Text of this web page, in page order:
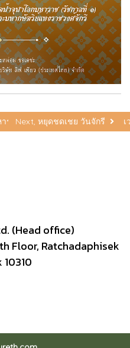
ร ณ บจก.ลิฟเพียว (ประเทศไทย) เ
Next, หยุดชดเชย วันจักรี
(Head office)
Floor, Ratchadaphisek
10310